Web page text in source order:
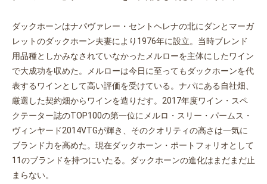
お買い物を続ける カートへ進む
ダックホーンはナパヴァレー・セントヘレナの北にダンとマーガ
レットのダックホーン夫妻により1976年に設立。当時ブレンド
用品種としかみなされていなかったメルローを主体にしたワイン
で大成功を収めた。メルローは今日に至ってもダックホーンを代
表するワインとして高い評価を受けている。ナパにある自社畑、
厳選した契約畑からワインを造りだす。2017年度ワイン・スペ
クテーター誌のTOP100の第一位にメルロ・スリー・パームス・
ヴィンヤード2014VTGが輝き、そのクオリティの高さは一気に
ブランド力を高めた。現在ダックホーン・ポートフォリオとして
11のブランドを持つにいたる。ダックホーンの進化はまだまだ止
まらない。